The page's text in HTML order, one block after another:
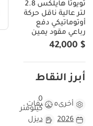
تويوتا هايلكس 2.8
لتر عالية ناقل حركة
أوتوماتيكي دفع
رباعي مقود يمين
$ 42,000
أبرز النقاط
أخرىمواصفات
0
كيلومتر
2026
ديزل